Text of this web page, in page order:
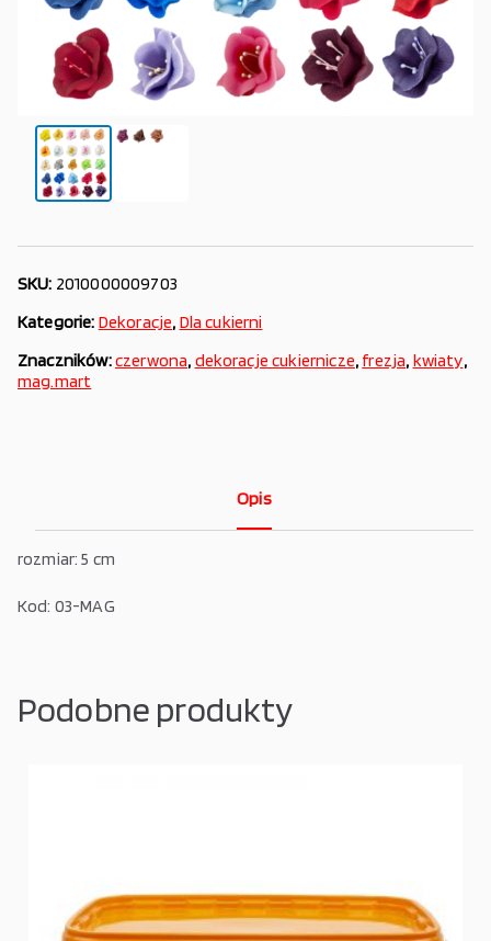
SKU: 2010000009703
Kategorie: Dekoracje, Dla cukierni
Znaczników:czerwona, dekoracje cukiernicze, frezja, kwiaty,
mag.mart
Opis
rozmiar: 5 cm
Kod: 03-MAG
Podobne produkty